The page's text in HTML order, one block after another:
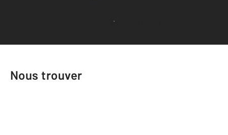
Voir tous les avis clients
Nous trouver